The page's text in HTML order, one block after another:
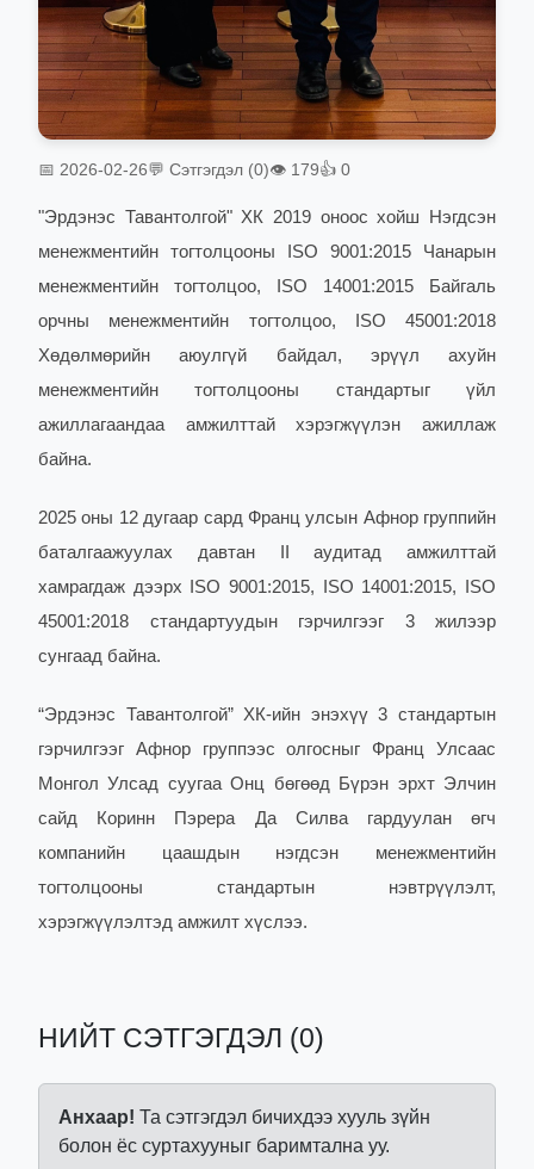
📅 2026-02-26💬 Сэтгэгдэл (0)👁 179👍 0
"Эрдэнэс Тавантолгой" ХК 2019 оноос хойш Нэгдсэн
менежментийн тогтолцооны ISO 9001:2015 Чанарын
менежментийн тогтолцоо, ISO 14001:2015 Байгаль
орчны менежментийн тогтолцоо, ISO 45001:2018
Хөдөлмөрийн аюулгүй байдал, эрүүл ахуйн
менежментийн тогтолцооны стандартыг үйл
ажиллагаандаа амжилттай хэрэгжүүлэн ажиллаж
байна.
2025 оны 12 дугаар сард Франц улсын Афнор группийн
баталгаажуулах давтан II аудитад амжилттай
хамрагдаж дээрх ISO 9001:2015, ISO 14001:2015, ISO
45001:2018 стандартуудын гэрчилгээг 3 жилээр
сунгаад байна.
“Эрдэнэс Тавантолгой” ХК-ийн энэхүү 3 стандартын
гэрчилгээг Афнор группээс олгосныг Франц Улсаас
Монгол Улсад суугаа Онц бөгөөд Бүрэн эрхт Элчин
сайд Коринн Пэрера Да Силва гардуулан өгч
компанийн цаашдын нэгдсэн менежментийн
тогтолцооны стандартын нэвтрүүлэлт,
хэрэгжүүлэлтэд амжилт хүслээ.
НИЙТ СЭТГЭГДЭЛ (0)
Анхаар! Та сэтгэгдэл бичихдээ хууль зүйн
болон ёс суртахууныг баримтална уу.